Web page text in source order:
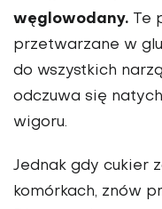
węglowo­dany. Te
przetwarzane w
do wszystkich
od­czuwa się
wigoru.
Jednak gdy cukier
komórkach, znów